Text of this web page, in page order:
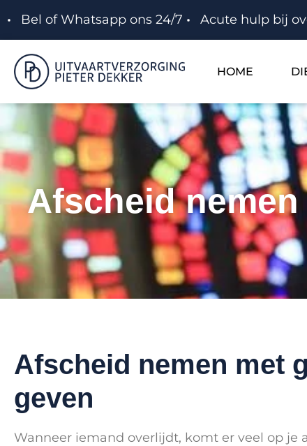
Bel of Whatsapp ons 24/7 Acute hulp bij
HOME
Afscheid
Afscheid nemen met
geven
Wanneer iemand overlijdt, komt er veel op je